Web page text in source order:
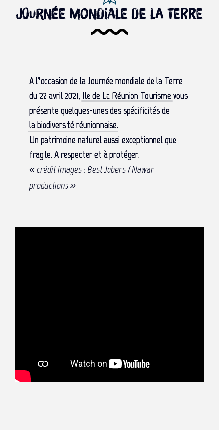
Journée Mondiale de la Terre
A l’occasion de la Journée mondiale de la Terre
du 22 avril 2021, Ile de La Réunion Tourisme vous
présente quelques-unes des spécificités de
la biodiversité réunionnaise.
Un patrimoine naturel aussi exceptionnel que
fragile. A respecter et à protéger.
« crédit images : Best Jobers / Nawar
productions »